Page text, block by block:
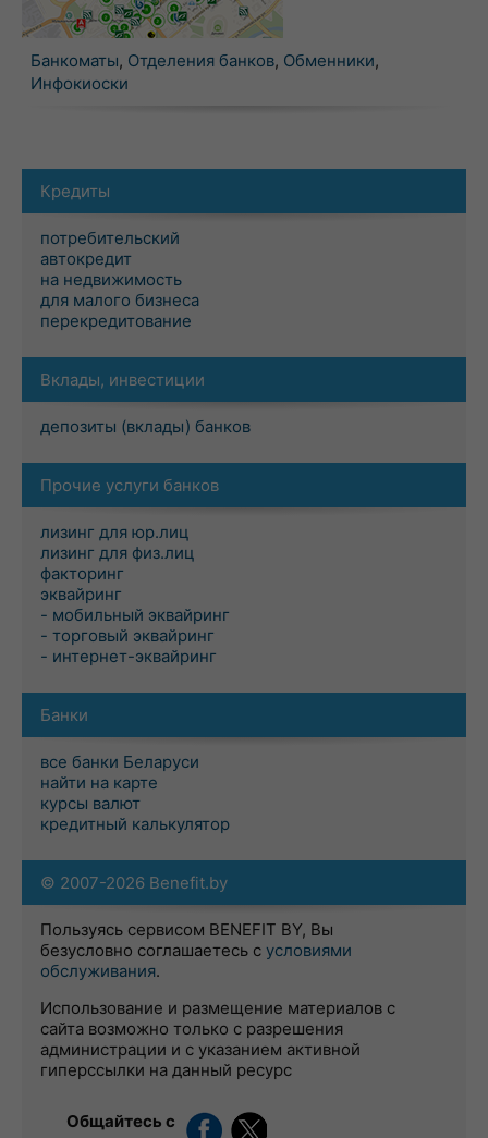
Банкоматы, Отделения банков, Обменники,
Инфокиоски
Кредиты
потребительский
автокредит
на недвижимость
для малого бизнеса
перекредитование
Вклады, инвестиции
депозиты (вклады) банков
Прочие услуги банков
лизинг для юр.лиц
лизинг для физ.лиц
факторинг
эквайринг
- мобильный эквайринг
- торговый эквайринг
- интернет-эквайринг
Банки
все банки Беларуси
найти на карте
курсы валют
кредитный калькулятор
© 2007-2026 Benefit.by
Пользуясь сервисом BENEFIT BY, Вы
безусловно соглашаетесь с условиями
обслуживания.
Использование и размещение материалов с
сайта возможно только с разрешения
администрации и с указанием активной
гиперссылки на данный ресурс
Общайтесь с